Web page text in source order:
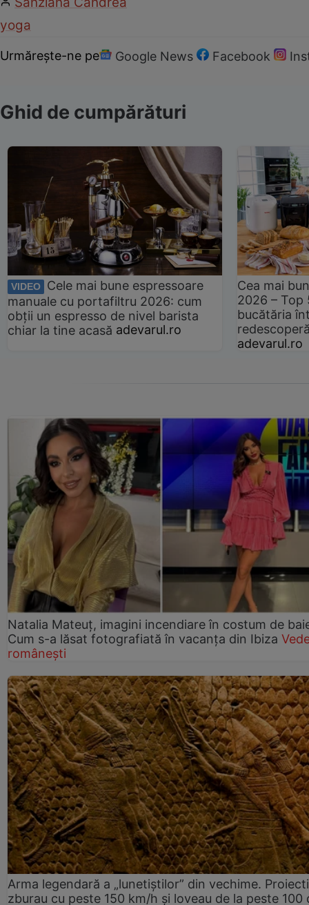
yoga
Urmărește-ne pe Google News Facebook
Ghid de cumpărături
VIDEO
Cele mai bune espressoare
manuale cu portafiltru 2026: cum
obții un espresso de nivel barista
chiar la tine acasă adevarul.ro
Cea mai
2026 –
bucătăria
adevarul.ro
Natalia Mateuț, imagini incendiare în costum de
Cum s-a lăsat fotografiată în vacanța din Ibiza
românești
Arma legendară a „lunetiștilor” din vechime.
zburau cu peste 150 km/h și loveau de la peste 100